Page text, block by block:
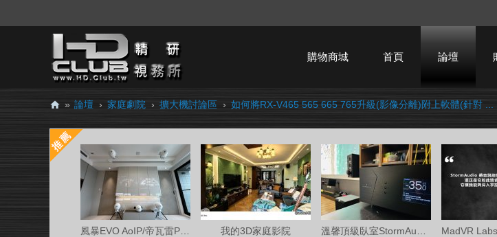
購物商城 首頁 論壇
D.
Cl
» 論壇 › 家庭劇院 › 擴大機討論區 › 如何將RX-V465 565 665 765升級(影像分離)附上軟體(針對 ...
我的3D家庭影院